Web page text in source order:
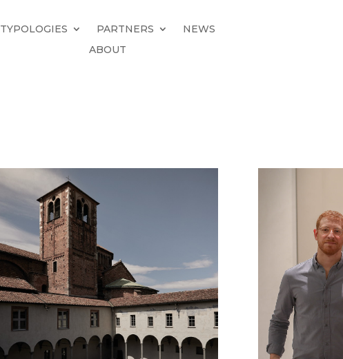
TYPOLOGIES PARTNERS
NEWS
ABOUT